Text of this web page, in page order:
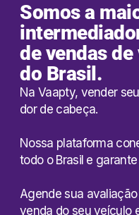
Somos a
de vendas
do Brasil.
Na Vaapty, vender
dor de cabeça.
Nossa plataforma
todo o Brasil e
Agende sua
venda do seu veículo